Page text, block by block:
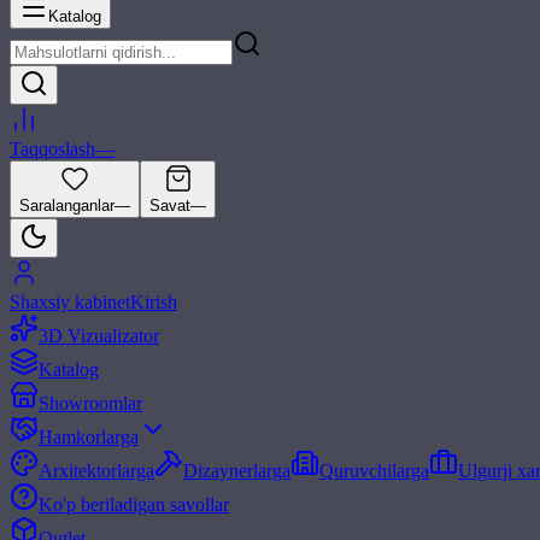
Katalog
Taqqoslash—
Saralanganlar— Savat—
Shaxsiy kabinetKirish
3D Vizualizator
Katalog
Showroomlar
Hamkorlarga
Arxitektorlarga
Dizaynerlarga Quruvchilarga
Ulgurji
Ko'p beriladigan savollar